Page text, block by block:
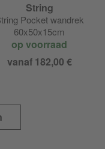
String
Pocket wandrek
60x50x15cm
op voorraad
vanaf 182,00 €